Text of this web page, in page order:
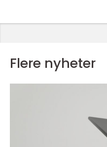
Flere nyheter